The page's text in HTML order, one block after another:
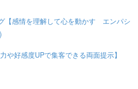
【感情を理解して心を動かす エンパシ
や好感度UPで集客できる両面提示】